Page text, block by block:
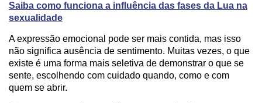
Saiba como funciona a influência das fases da Lua na
sexualidade
A expressão emocional pode ser mais contida, mas isso
não significa ausência de sentimento. Muitas vezes, o que
existe é uma forma mais seletiva de demonstrar o que se
sente, escolhendo com cuidado quando, como e com
quem se abrir.